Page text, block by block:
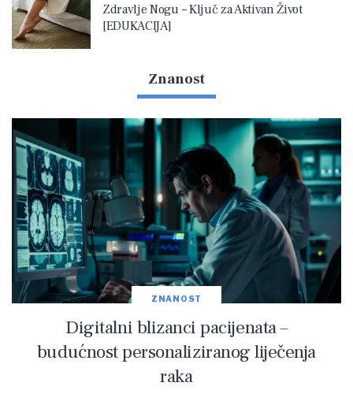
Zdravlje Nogu – Ključ za Aktivan Život
[EDUKACIJA]
Znanost
ZNANOST
Digitalni blizanci pacijenata –
budućnost personaliziranog liječenja
raka